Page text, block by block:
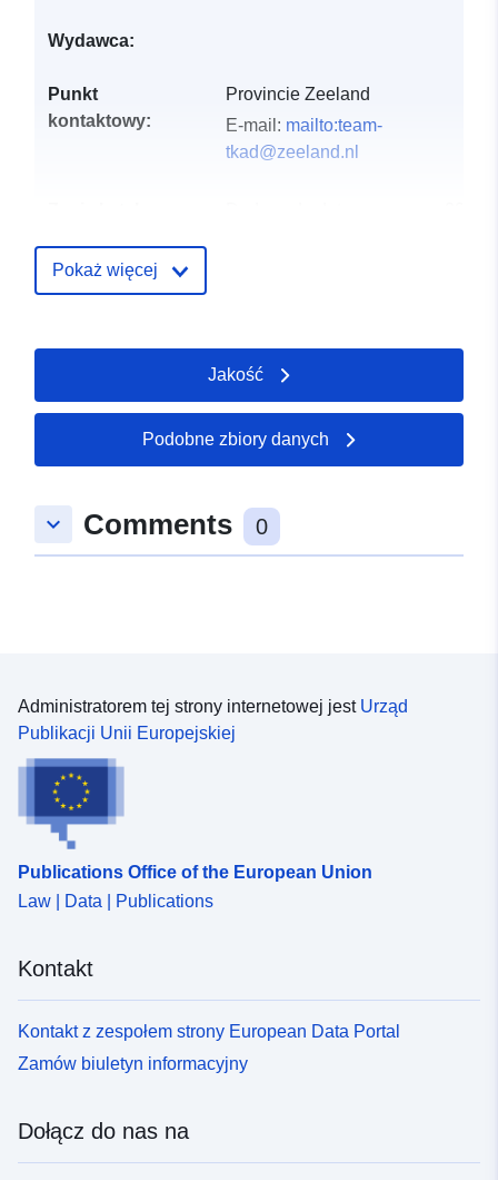
Wydawca:
Punkt
kontaktowy:
Provincie Zeeland
E-mail: mailto:team-
tkad@zeeland.nl
uriRef:
http://data.europa.eu/88u/dataset/
keringen-primaire-en-secondaire-
keringen-en-verhoogde-elementen
Pokaż więcej
Jakość
Podobne zbiory danych
keyboard_arrow_down Comments 0
Administratorem tej strony internetowej jest Urząd
Publikacji Unii Europejskiej
Publications Office of the European Union
Law | Data | Publications
Kontakt
Kontakt z zespołem strony European Data Portal
Zamów biuletyn informacyjny
Dołącz do nas na